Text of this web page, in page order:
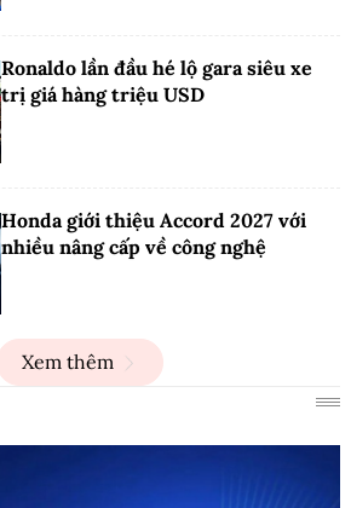
Ronaldo lần đầu hé lộ gara siêu xe
trị giá hàng triệu USD
Honda giới thiệu Accord 2027 với
nhiều nâng cấp về công nghệ
Xem thêm